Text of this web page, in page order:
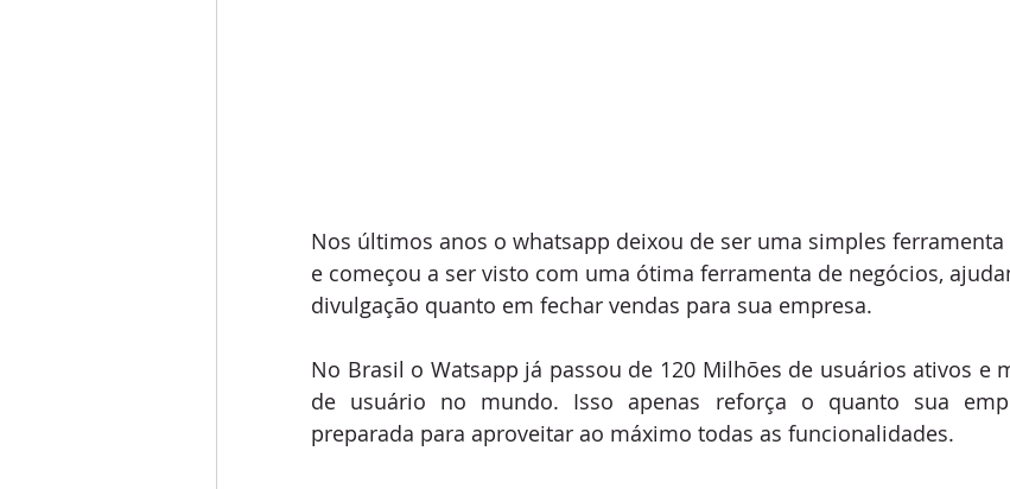
Nos últimos anos o whatsapp deixou de ser uma simples ferramenta
e começou a ser visto com uma ótima ferramenta de negócios,
divulgação quanto em fechar vendas para sua empresa.
No Brasil o Watsapp já passou de 120 Milhões de usuários ativos e
de usuário no mundo. Isso apenas reforça o quanto sua
preparada para aproveitar ao máximo todas as funcionalidades.